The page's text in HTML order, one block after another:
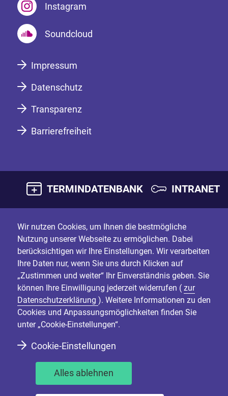
Instagram
Soundcloud
Impressum
Datenschutz
Transparenz
Barrierefreiheit
TERMINDATENBANK INTRANET
Wir nutzen Cookies, um Ihnen die bestmögliche
Nutzung unserer Webseite zu ermöglichen. Dabei
berücksichtigen wir Ihre Einstellungen. Wir verarbeiten
Ihre Daten nur, wenn Sie uns durch Klicken auf
„Zustimmen und weiter“ Ihr Einverständnis geben. Sie
können Ihre Einwilligung jederzeit widerrufen ( zur
Datenschutzerklärung ). Weitere Informationen zu den
Cookies und Anpassungsmöglichkeiten finden Sie
unter „Cookie-Einstellungen“.
Cookie-Einstellungen
Alles ablehnen